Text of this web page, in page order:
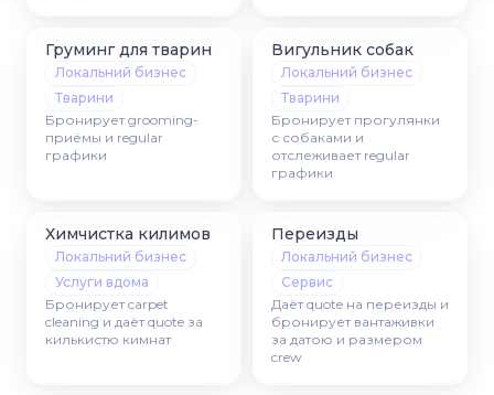
Груминг для тварин
Локальний бизнес
Тварини
Бронирует grooming-
приёмы и regular
графики
Вигульник собак
Локальний бизнес
Тварини
Бронирует прогулянки
с собаками и
отслеживает regular
графики
Химчистка килимов
Локальний бизнес
Услуги вдома
Бронирует carpet
cleaning и даёт quote за
килькистю кимнат
Переизды
Локальний бизнес
Сервис
Даёт quote на переизды и
бронирует вантаживки
за датою и размером
crew